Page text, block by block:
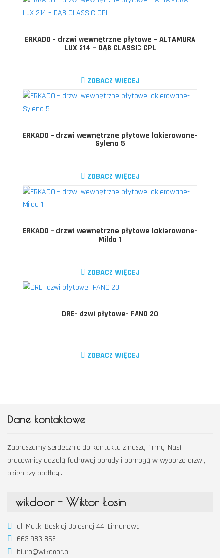
ERKADO – drzwi wewnętrzne płytowe – ALTAMURA
LUX 214 – DĄB CLASSIC CPL
ZOBACZ WIĘCEJ
ERKADO – drzwi wewnętrzne płytowe lakierowane-
Sylena 5
ZOBACZ WIĘCEJ
ERKADO – drzwi wewnętrzne płytowe lakierowane-
Milda 1
ZOBACZ WIĘCEJ
DRE- dzwi płytowe- FANO 20
ZOBACZ WIĘCEJ
Dane kontaktowe
Zapraszamy serdecznie do kontaktu z naszą firmą. Nasi
pracownicy udzielą fachowej porady i pomogą w wyborze drzwi,
okien czy podłogi.
wikdoor - Wiktor Łosin
ul. Matki Boskiej Bolesnej 44, Limanowa
663 983 866
biuro@wikdoor.pl